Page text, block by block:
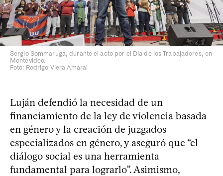
Sergio Sommaruga, durante el acto por el Día de los Trabajadores, en
Montevideo.
Foto: Rodrigo Viera Amaral
Luján defendió la necesidad de un
financiamiento de la ley de violencia basada
en género y la creación de juzgados
especializados en género, y aseguró que “el
diálogo social es una herramienta
fundamental para lograrlo”. Asimismo,